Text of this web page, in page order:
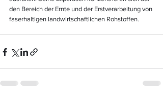
den Bereich der Ernte und der Erstverarbeitung von
faserhaltigen landwirtschaftlichen Rohstoffen.